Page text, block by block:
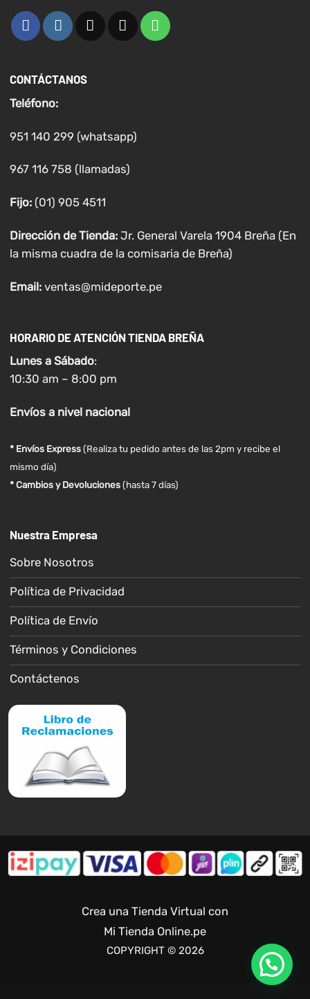
CONTÁCTANOS
Teléfono:
951 140 299 (whatsapp)
967 116 758 (llamadas)
Fijo:(01) 905 4511
Dirección de Tienda: Jr. General Varela 1904 Breña (En
la misma cuadra de la comisaria de Breña)
Email: ventas@mideporte.pe
HORARIO DE ATENCIÓN TIENDA BREÑA
Lunes a Sábado:
10:30 am – 8:00 pm
Envíosa nivel nacional
* Envíos Express(Realiza tu pedido antes de las 2pm y recibe el
mismo día)
* Cambios y Devoluciones (hasta 7 días)
Nuestra Empresa
Sobre Nosotros
Política de Privacidad
Política de Envío
Términos y Condiciones
Contáctenos
Crea una Tienda Virtual con
Mi Tienda Online.pe
COPYRIGHT © 2026